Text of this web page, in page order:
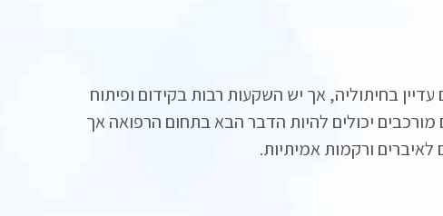
בחיתוליה, אך יש השקעות רבות בקידום ופיתוח
מורכבים יכולים להיות הדבר הבא בתחום הרפואה אך
ורקמות אמיתיות.